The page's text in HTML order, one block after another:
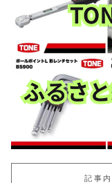
記事